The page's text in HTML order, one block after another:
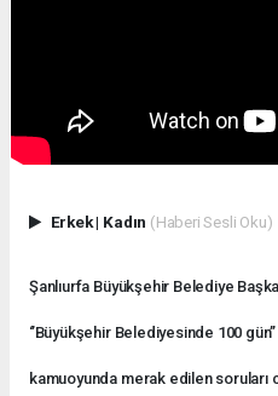
Erkek| Kadın (Haberi Sesli Oku)
Şanlıurfa Büyükşehir Belediye
‘’Büyükşehir Belediyesinde 100
kamuoyunda merak edilen soruları